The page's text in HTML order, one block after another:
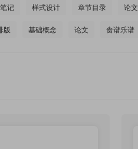
笔记 样式设计 章节目录 论文
版 基础概念 论文 食谱乐谱